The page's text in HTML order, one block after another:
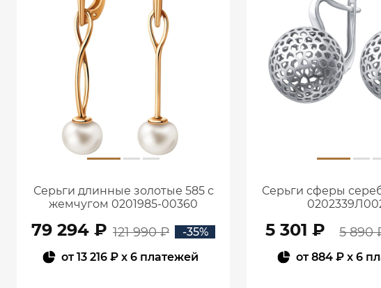
Серьги длинные золотые 585 с
жемчугом 0201985-00360
79 294 ₽ 121 990 ₽
-35%
от13 216 ₽ x 6 платежей
Серьги сферы
5 301 ₽ 5 890
от884 ₽x 6